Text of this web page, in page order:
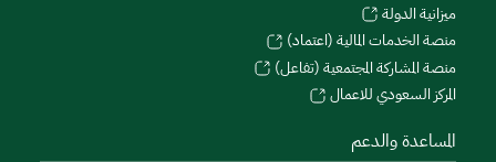
ميزانية الدولة
منصة الخدمات المالية (اعتماد)
منصة المشاركة المجتمعية (تفاعل)
المركز السعودي للاعمال
المساعدة والدعم